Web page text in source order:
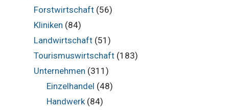
Forstwirtschaft(56)
Kliniken (84)
Landwirtschaft(51)
Tourismuswirtschaft(183)
Unternehmen (311)
Einzelhandel (48)
Handwerk (84)